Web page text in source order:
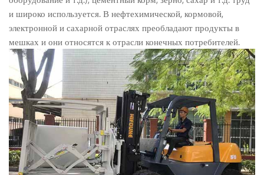
и широко используется. В нефтехимической, кормовой,
электронной и сахарной отраслях преобладают продукты в
мешках и они относятся к отрасли конечных потребителей.